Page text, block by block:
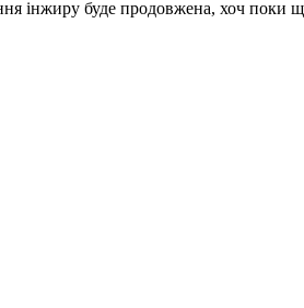
інжиру буде продовжена, хоч поки